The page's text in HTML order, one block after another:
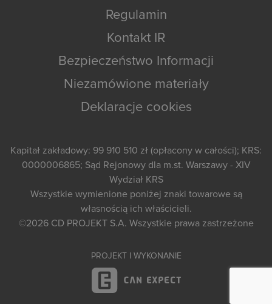
Regulamin
Kontakt IR
Bezpieczeństwo Informacji
Niezamówione materiały
Deklaracje cookies
Kapitał zakładowy: 99 910 510 zł (opłacony w całości); KRS:
0000006865; Sąd Rejonowy dla m.st. Warszawy - XIV
Wydział KRS
Wszystkie wymienione poniżej znaki towarowe są
własnością ich właścicieli.
©2026 CD PROJEKT S.A. Wszystkie prawa zastrzeżone
PROJEKT I WYKONANIE